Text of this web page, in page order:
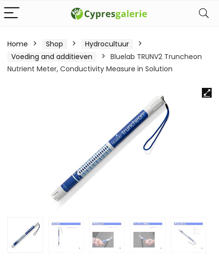
Home Shop
Hydrocultuur
Voeding and additieven
Bluelab TRUNV2 Truncheon
Nutrient Meter, Conductivity Measure in Solution